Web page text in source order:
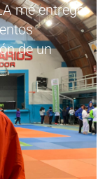
me entregó
de un